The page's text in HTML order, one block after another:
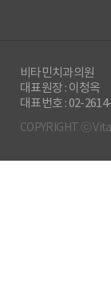
비타민치과의원
대표원장 : 이청옥
대표번호 : 02-
COPYRIGHT ⓒ